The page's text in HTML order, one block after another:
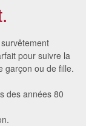
pour suivre la
garçon ou de fille.
des années 80